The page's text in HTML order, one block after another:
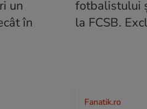
Fanatik.ro